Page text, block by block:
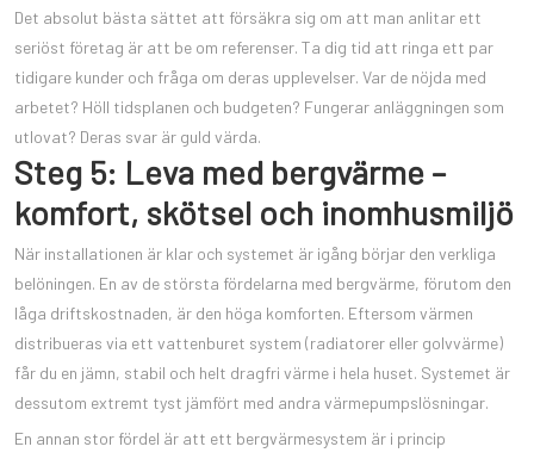
Det absolut bästa sättet att försäkra sig om att man anlitar ett
seriöst företag är att be om referenser. Ta dig tid att ringa ett par
tidigare kunder och fråga om deras upplevelser. Var de nöjda med
arbetet? Höll tidsplanen och budgeten? Fungerar anläggningen som
utlovat? Deras svar är guld värda.
Steg 5: Leva med bergvärme –
komfort, skötsel och inomhusmiljö
När installationen är klar och systemet är igång börjar den verkliga
belöningen. En av de största fördelarna med bergvärme, förutom den
låga driftskostnaden, är den höga komforten. Eftersom värmen
distribueras via ett vattenburet system (radiatorer eller golvvärme)
får du en jämn, stabil och helt dragfri värme i hela huset. Systemet är
dessutom extremt tyst jämfört med andra värmepumpslösningar.
En annan stor fördel är att ett bergvärmesystem är i princip